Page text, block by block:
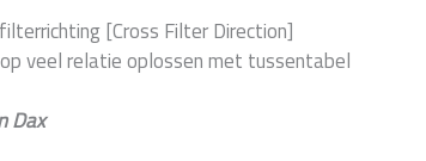
[Cross Filter Direction]
veel relatie oplossen met tussentabel
Dax